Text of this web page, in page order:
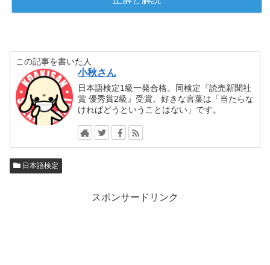
この記事を書いた人
小秋さん
日本語検定1級一発合格。同検定『読売新聞社
賞 優秀賞2級』受賞。好きな言葉は「当たらな
ければどうということはない」です。
日本語検定
スポンサードリンク